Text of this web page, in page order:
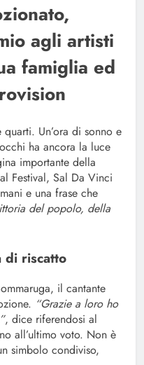
agli artisti
famiglia ed
Un’ora di sonno e
ha ancora la luce
importante della
Festival, Sal Da Vinci
e una frase che
del popolo, della
di riscatto
il cantante
“Grazie a loro ho
, dice riferendosi al
all’ultimo voto. Non è
simbolo condiviso,